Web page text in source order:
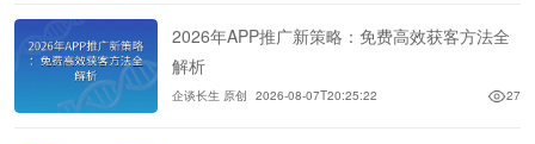
2026年APP推广新策略：免费高效获客方法全
解析
企谈长生 原创 2026-08-07T20:25:22 27